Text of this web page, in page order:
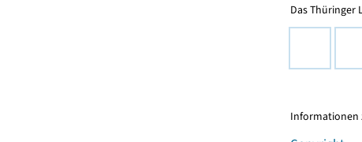
Das Thüringer
Informationen